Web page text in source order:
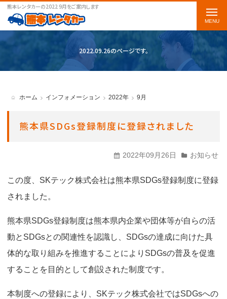
熊本レンタカーの2022 9月をご案内します
2022.09.26のページです。
ホーム インフォメーション 2022年 9月
熊本県SDGs登録制度に登録されました
2022年09月26日 お知らせ
この度、SKテック株式会社は熊本県SDGs登録制度に登録
されました。
熊本県SDGs登録制度は熊本県内企業や団体等が自らの活
動とSDGsとの関連性を認識し、SDGsの達成に向けた具
体的な取り組みを推進することによりSDGsの普及を促進
することを目的として創設された制度です。
本制度への登録により、SKテック株式会社ではSDGsへの
t
o
g
l
i
i
n